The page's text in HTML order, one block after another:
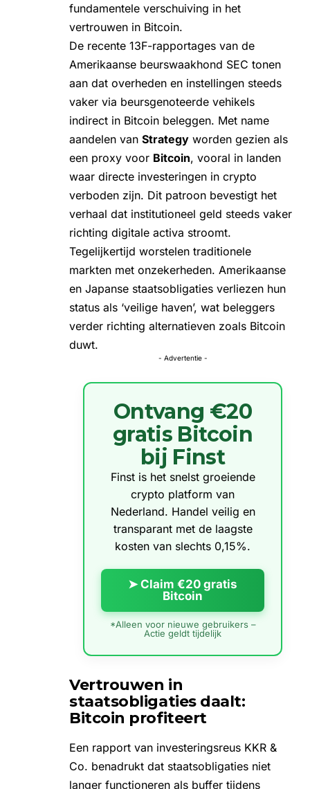
fundamentele verschuiving in het
vertrouwen in Bitcoin.
De recente 13F-rapportages van de
Amerikaanse beurswaakhond SEC tonen
aan dat overheden en instellingen steeds
vaker via beursgenoteerde vehikels
indirect in Bitcoin beleggen. Met name
aandelen van Strategy worden gezien als
een proxy voor Bitcoin, vooral in landen
waar directe investeringen in crypto
verboden zijn. Dit patroon bevestigt het
verhaal dat institutioneel geld steeds vaker
richting digitale activa stroomt.
Tegelijkertijd worstelen traditionele
markten met onzekerheden. Amerikaanse
en Japanse staatsobligaties verliezen hun
status als ‘veilige haven’, wat beleggers
verder richting alternatieven zoals Bitcoin
duwt.
- Advertentie -
Ontvang €20
gratis Bitcoin
bij Finst
Finst is het snelst groeiende
crypto platform van
Nederland. Handel veilig en
transparant met de laagste
kosten van slechts 0,15%.
➤ Claim €20 gratis
Bitcoin
*Alleen voor nieuwe gebruikers –
Actie geldt tijdelijk
Vertrouwen in
staatsobligaties daalt:
Bitcoin profiteert
Een rapport van investeringsreus KKR &
Co. benadrukt dat staatsobligaties niet
langer functioneren als buffer tijdens